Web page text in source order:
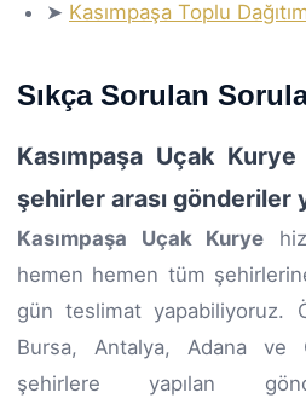
➤ Kasımpaşa Toplu
Sıkça Sorulan
Kasımpaşa Uçak
şehirler arası gönderiler
Kasımpaşa Uçak Kurye
hemen hemen tüm
gün teslimat yapabiliyoruz.
Bursa, Antalya, Adana ve
şehirlere yapılan